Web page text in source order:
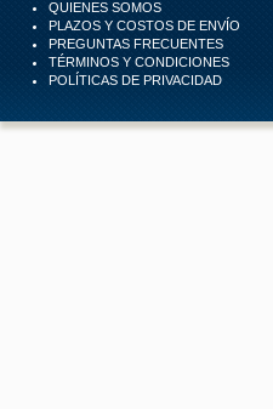
QUIENES SOMOS
PLAZOS Y COSTOS DE ENVÍO
PREGUNTAS FRECUENTES
TÉRMINOS Y CONDICIONES
POLÍTICAS DE PRIVACIDAD